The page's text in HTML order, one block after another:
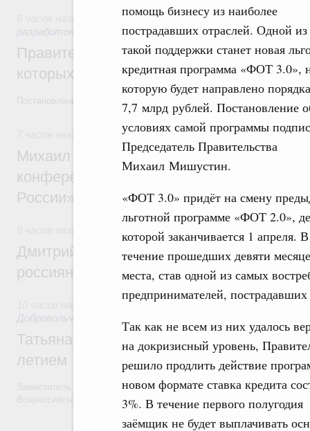
помощь бизнесу из наиболее
пострадавших отраслей. Одной
такой поддержки станет новая
кредитная программа «ФОТ 3.0»,
которую будет направлено порядка
7,7 млрд рублей. Постановление
условиях самой программы
Председатель Правительства
Михаил Мишустин.
«ФОТ 3.0» придёт на смену
льготной программе «ФОТ 2.0»,
которой заканчивается 1 апреля. В
течение прошедших девяти
места, став одной из самых
предпринимателей,
Так как не всем из них удалось
на докризисный уровень,
решило продлить действие
новом формате ставка кредита
3%. В течение первого полугодия
заёмщик не будет выплачивать
Государственная политика в сфере
разработок
Правительство расширило перечень
которых освобождаются от НДФЛ
Постановление от 5 августа 2026 года №978
Отрасль информационных технологий
Михаил Мишустин дал поручения по
конференции «Цифровая индустрия
России»
Спорт высших достижений и массовый
Дмитрий Чернышенко и Михаил
россиян с Днём физкультурника
Социальные инновации. Некоммерческие
Добровольчество и волонтёрство. Благотворительность
Татьяна Голикова поздравила
летием
Заместитель Председателя Правительства Татьяна Голикова
Всероссийского общественного движения «Волонтёры-медики» с